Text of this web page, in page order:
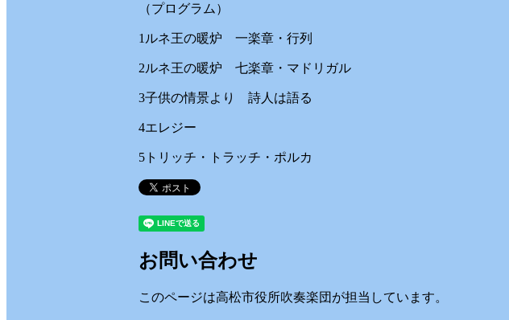
（プログラム）
1ルネ王の暖炉 一楽章・行列
2ルネ王の暖炉 七楽章・マドリガル
3子供の情景より 詩人は語る
4エレジー
5トリッチ・トラッチ・ポルカ
お問い合わせ
このページは高松市役所吹奏楽団が担当しています。